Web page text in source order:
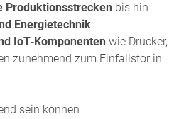
Produktionsstrecken bis hin
Energietechnik.
IoT‑Komponenten wie Drucker,
zunehmend zum Einfallstor in
sein können